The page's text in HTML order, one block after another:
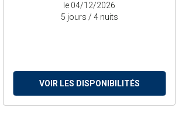
le 04/12/2026
5 jours / 4 nuits
VOIR LES DISPONIBILITÉS